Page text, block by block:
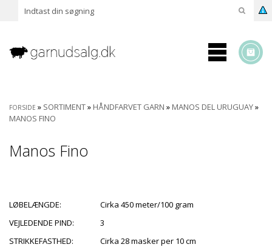
FORSIDE » SORTIMENT» HÅNDFARVET GARN » MANOS DEL URUGUAY»
MANOS FINO
Manos Fino
LØBELÆNGDE:
VEJLEDENDE PIND:
STRIKKEFASTHED:
Cirka 450 meter/100 gram
3
Cirka 28 masker per 10 cm